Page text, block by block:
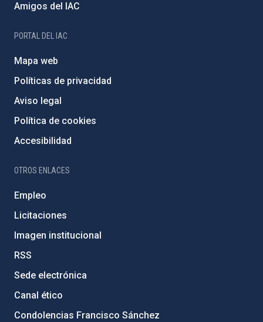
Amigos del IAC
PORTAL DEL IAC
Mapa web
Políticas de privacidad
Aviso legal
Política de cookies
Accesibilidad
OTROS ENLACES
Empleo
Licitaciones
Imagen institucional
RSS
Sede electrónica
Canal ético
Condolencias Francisco Sánchez